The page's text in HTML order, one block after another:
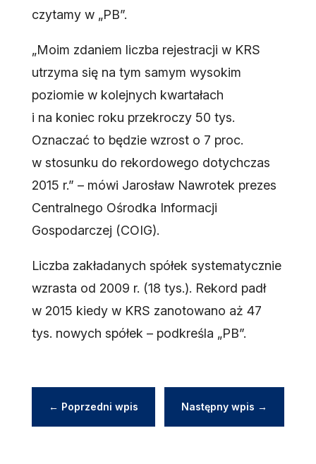
czytamy w „PB”.
„Moim zdaniem liczba rejestracji w KRS
utrzyma się na tym samym wysokim
poziomie w kolejnych kwartałach
i na koniec roku przekroczy 50 tys.
Oznaczać to będzie wzrost o 7 proc.
w stosunku do rekordowego dotychczas
2015 r.” – mówi Jarosław Nawrotek prezes
Centralnego Ośrodka Informacji
Gospodarczej (COIG).
Liczba zakładanych spółek systematycznie
wzrasta od 2009 r. (18 tys.). Rekord padł
w 2015 kiedy w KRS zanotowano aż 47
tys. nowych spółek – podkreśla „PB”.
← Poprzedni wpis Następny wpis →